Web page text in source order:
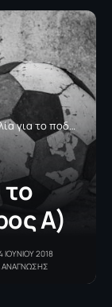
το ποδόσφαιρο (Μέρος Α)
το
Α)
2018
ΑΝΑΓΝΩΣΗΣ